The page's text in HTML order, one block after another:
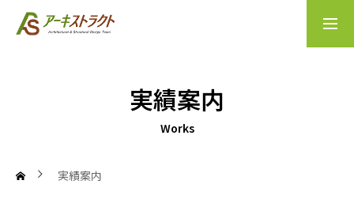
Company
実績案内
Works
実績案内